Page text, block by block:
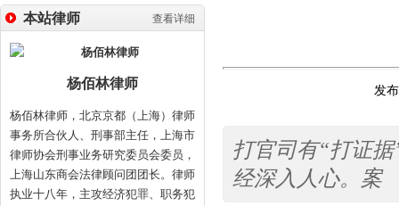
查看详细
本站律师
杨佰林律师
杨佰林律师，北京京都（上海）律师
事务所合伙人、刑事部主任，上海市
律师协会刑事业务研究委员会委员，
上海山东商会法律顾问团团长。律师
执业十八年，主攻经济犯罪、职务犯
发
打官司有“打证
经深入人心。案